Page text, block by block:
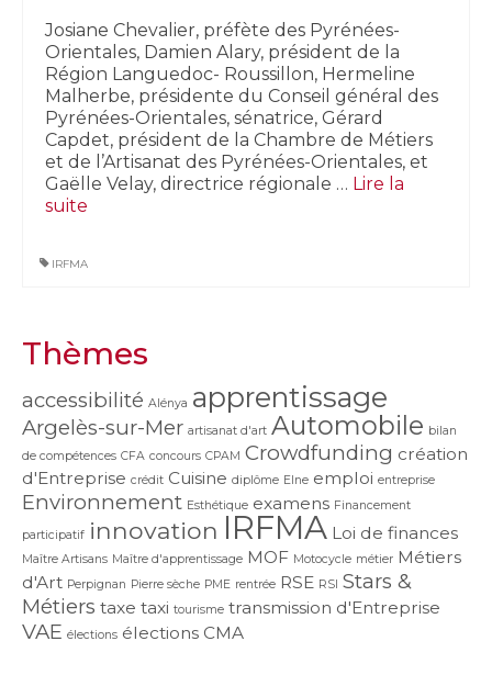
Josiane Chevalier, préfète des Pyrénées-
Orientales, Damien Alary, président de la
Région Languedoc- Roussillon, Hermeline
Malherbe, présidente du Conseil général des
Pyrénées-Orientales, sénatrice, Gérard
Capdet, président de la Chambre de Métiers
et de l’Artisanat des Pyrénées-Orientales, et
Gaëlle Velay, directrice régionale … Lire la
suite­­
IRFMA
Thèmes
accessibilité Alénya apprentissage
Argelès-sur-Mer artisanat d'art Automobile bilan
de compétences CFA concours CPAM Crowdfunding création
d'Entreprise crédit Cuisine diplôme Elne emploi entreprise
Environnement Esthétique examens Financement
participatif innovation IRFMA Loi de finances
Maître Artisans Maître d'apprentissage MOF Motocycle métier Métiers
d'Art Perpignan Pierre sèche PME rentrée RSE RSI Stars &
Métiers taxe taxi tourisme transmission d'Entreprise
VAE élections élections CMA